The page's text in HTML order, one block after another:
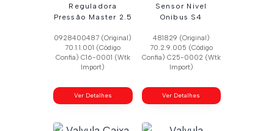
Reguladora
Pressão Master 2.5
0928400487 (Original)
70.1.1.001 (Código
Confia) C16-0001 (Wtk
Import)
Ver Detalhes
Sensor Nivel
Onibus S4
481829 (Original)
70.2.9.005 (Código
Confia) C25-0002 (Wtk
Import)
Ver Detalhes